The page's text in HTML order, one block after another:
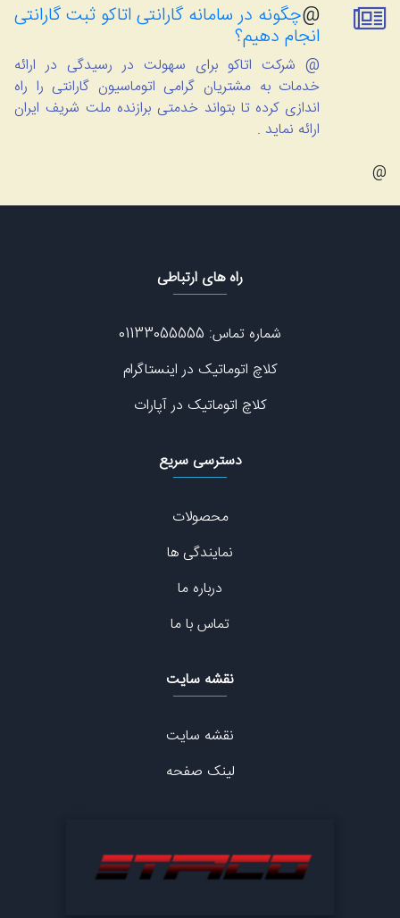
@چگونه در سامانه گارانتی اتاکو ثبت گارانتی
انجام دهیم؟
@ شرکت اتاکو برای سهولت در رسیدگی در ارائه
خدمات به مشتریان گرامی اتوماسیون گارانتی را راه
اندازی کرده تا بتواند خدمتی برازنده ملت شریف ایران
ارائه نماید .
@
راه های ارتباطی
شماره تماس: 01133055555
کلاچ اتوماتیک در اینستاگرام
کلاچ اتوماتیک در آپارات
دسترسی سریع
محصولات
نمایندگی ها
درباره ما
تماس با ما
نقشه سایت
نقشه سایت
لینک صفحه